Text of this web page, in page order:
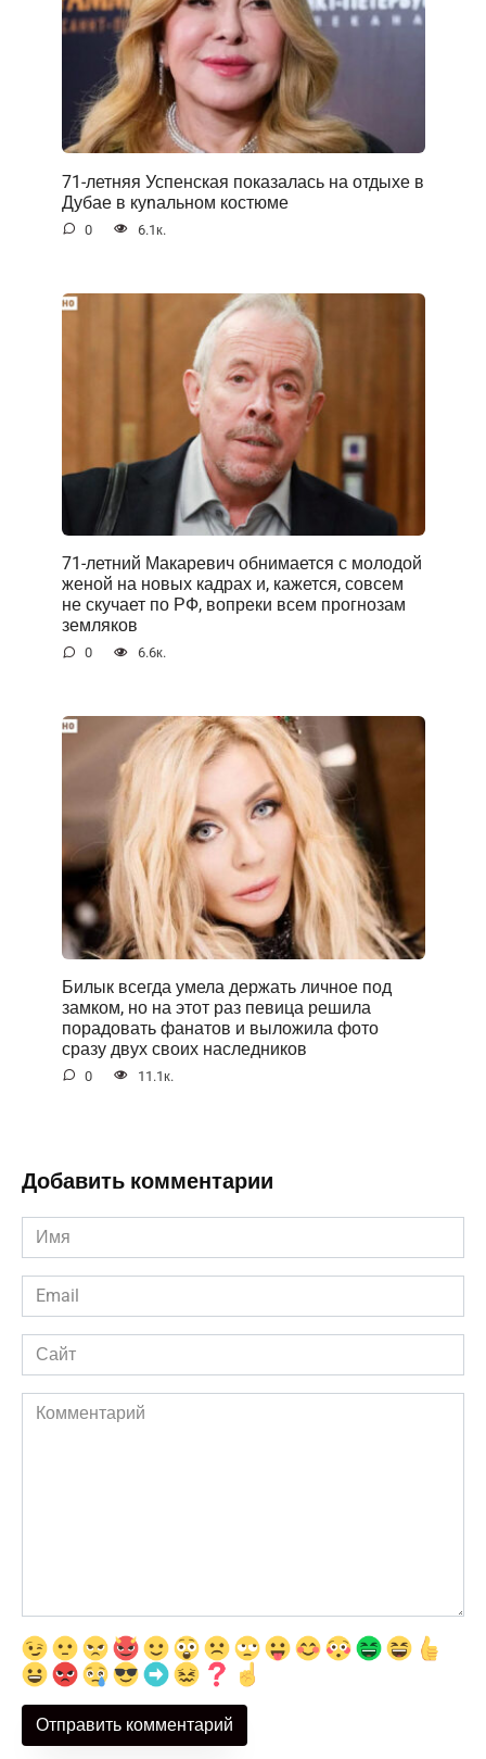
71-летняя Успенская показалась на отдыхе в
Дубае в куnальном костюме
0 6.1к.
71-летний Макаревич обнимается с молодой
женой на новых кадрах и, кажется, совсем
не скучает по РФ, вопреки всем прогнозам
земляков
0 6.6к.
Билык всегда умела держать личное под
замком, но на этот раз певица решила
порадовать фанатов и выложила фото
сразу двух своих наследников
0 11.1к.
Добавить комментарии
Имя
*
Email
*
Сайт
Комментарий